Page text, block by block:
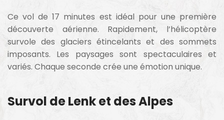
Ce vol de 17 minutes est idéal pour une première
découverte aérienne. Rapidement, l’hélicoptère
survole des glaciers étincelants et des sommets
imposants. Les paysages sont spectaculaires et
variés. Chaque seconde crée une émotion unique.
Survol de Lenk et des Alpes